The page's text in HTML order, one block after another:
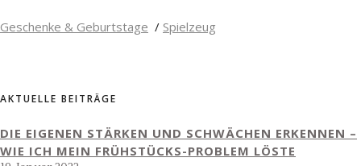
Geschenke & Geburtstage / Spielzeug
AKTUELLE BEITRÄGE
DIE EIGENEN STÄRKEN UND SCHWÄCHEN ERKENNEN –
WIE ICH MEIN FRÜHSTÜCKS-PROBLEM LÖSTE